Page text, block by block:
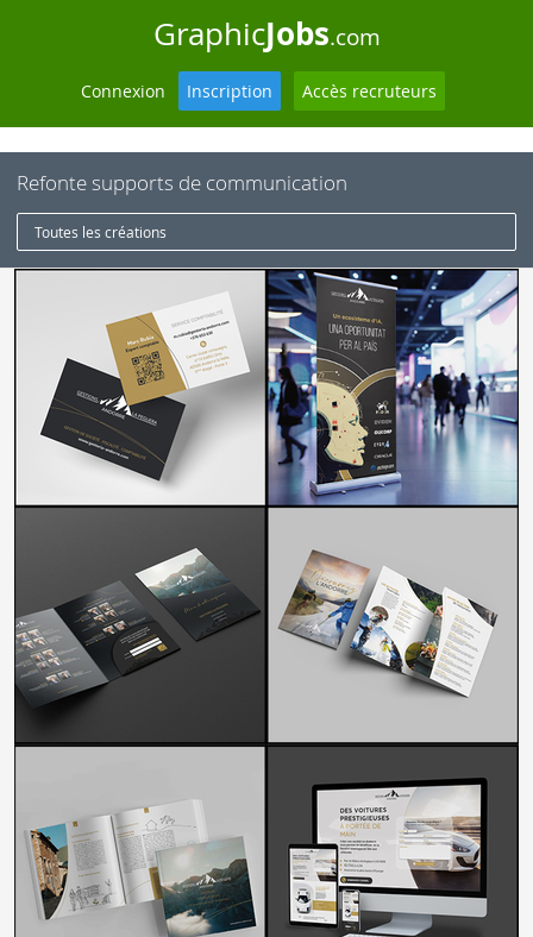
GraphicJobs.com
Connexion Inscription Accès recruteurs
Refonte supports de communication
Toutes les créations